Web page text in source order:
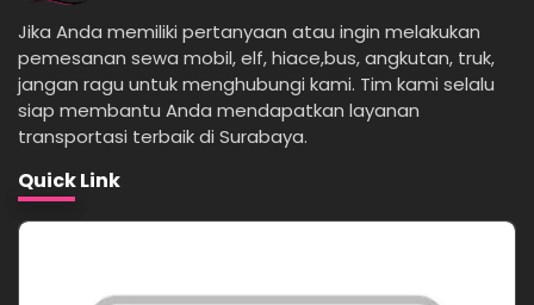
Jika Anda memiliki pertanyaan atau ingin melakukan
pemesanan sewa mobil, elf, hiace,bus, angkutan, truk,
jangan ragu untuk menghubungi kami. Tim kami selalu
siap membantu Anda mendapatkan layanan
transportasi terbaik di Surabaya.
Quick Link